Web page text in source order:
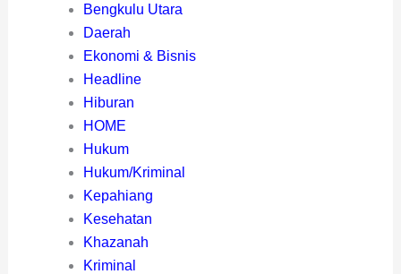
Bengkulu Utara
Daerah
Ekonomi & Bisnis
Headline
Hiburan
HOME
Hukum
Hukum/Kriminal
Kepahiang
Kesehatan
Khazanah
Kriminal